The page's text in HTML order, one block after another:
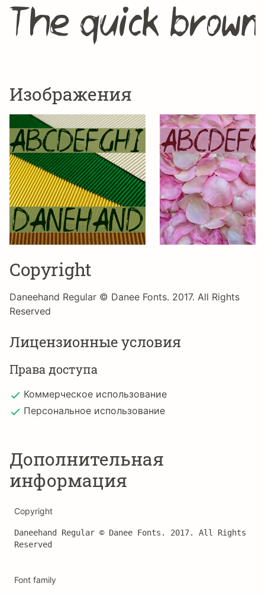
The quick
Изображения
Copyright
Daneehand Regular © Danee Fonts. 2017. All Rights
Reserved
Лицензионные условия
Права доступа
Коммерческое использование
Персональное использование
Дополнительная
информация
Copyright
Daneehand Regular © Danee Fonts. 2017. All Rights
Reserved
Font family